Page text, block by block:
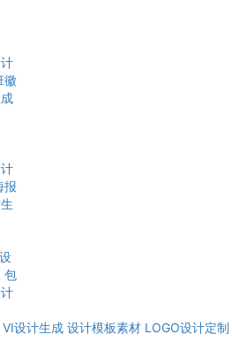
徽
报
包
VI设计生成 设计模板素材 LOGO设计定制